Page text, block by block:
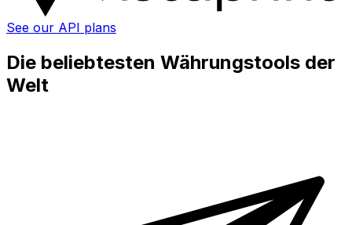
See our API plans
Die beliebtesten Währungstools der
Welt